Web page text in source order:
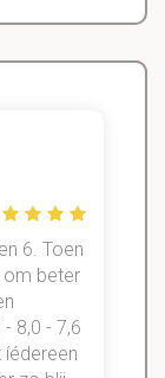
6. Toen
om beter
8,0 - 7,6
íédereen